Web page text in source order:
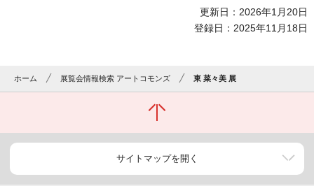
更新日：2026年1月20日
登録日：2025年11月18日
ホーム 展覧会情報検索 アートコモンズ 東 菜々美 展
サイトマップを開く